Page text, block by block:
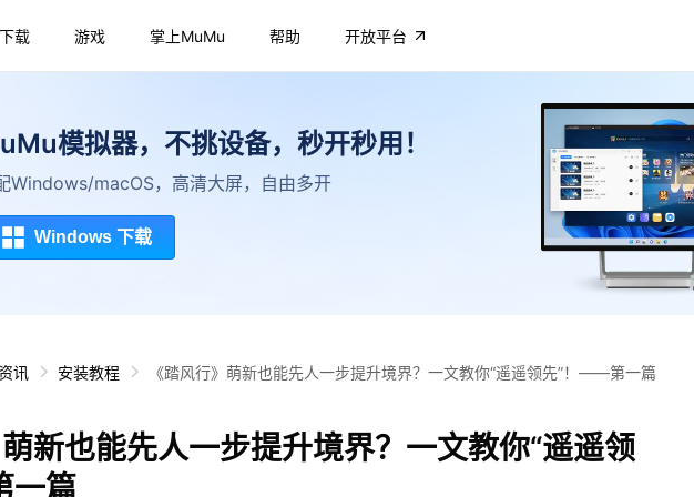
下载 游戏 掌上MuMu 帮助 开放平台
模拟器，不挑设备，秒开秒用！
Windows/macOS，高清大屏，自由多开
Windows 下载
讯 安装教程 《踏风行》萌新也能先人一步提升境界？一文教你“遥遥领先”！——第一篇
萌新也能先人一步提升境界？一文教你“遥遥领
篇